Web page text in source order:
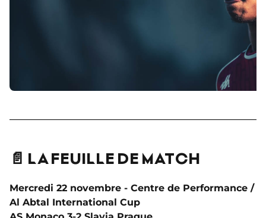
📄 LA FEUILLE DE MATCH
Mercredi 22 novembre - Centre de Performance /
Al Abtal International Cup